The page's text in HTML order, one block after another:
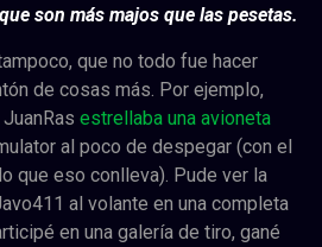
son más majos que las pesetas.
que no todo fue hacer
de cosas más. Por ejemplo,
estrellaba una avioneta
al poco de despegar (con el
que eso conlleva). Pude ver la
al volante en una completa
en una galería de tiro, gané